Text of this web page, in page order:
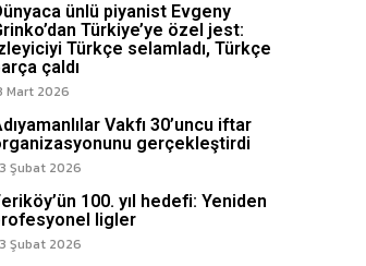
ünlü piyanist Evgeny
Türkiye’ye özel jest:
Türkçe selamladı, Türkçe
çaldı
Mart 2026
Vakfı 30’uncu iftar
gerçekleştirdi
Şubat 2026
100. yıl hedefi: Yeniden
ligler
Şubat 2026